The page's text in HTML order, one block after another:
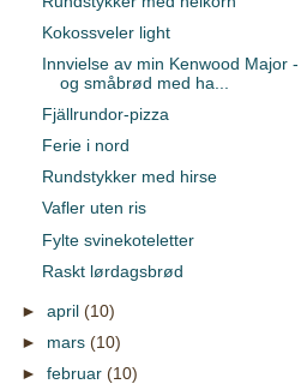
Kokossveler light
Innvielse av min Kenwood Major -
og småbrød med ha...
Fjällrundor-pizza
Ferie i nord
Rundstykker med hirse
Vafler uten ris
Fylte svinekoteletter
Raskt lørdagsbrød
►april(10)
► mars(10)
►februar(10)